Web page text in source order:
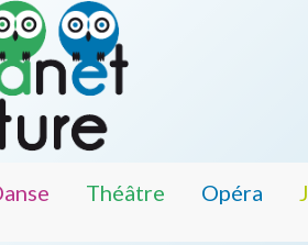
Théâtre Opéra